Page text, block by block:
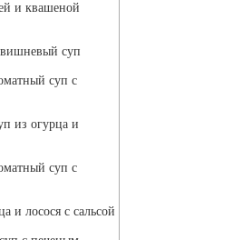
и квашеной
суп
суп с
из огурца и
суп с
и лосося с сальсой